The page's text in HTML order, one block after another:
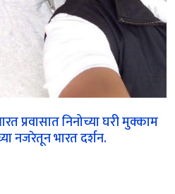
प्रवासात निनोच्या घरी मुक्काम
नजरेतून भारत दर्शन.